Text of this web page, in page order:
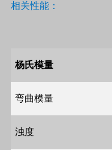
相关性能：
杨氏模量
弯曲模量
浊度